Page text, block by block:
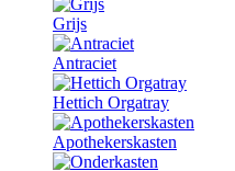
Grijs
Antraciet
Hettich Orgatray
Apothekerskasten